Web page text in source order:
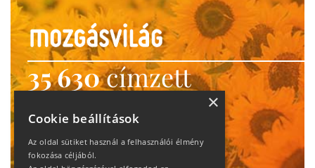
35 630címzett
heti motiváció
Ne maradj le!
×
Cookie beállítások
Az oldal sütiket használ a felhasználói élmény
fokozása céljából.